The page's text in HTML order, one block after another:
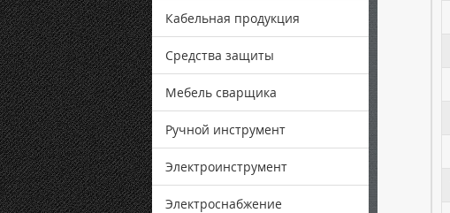
Кабельная продукция
Средства защиты
Мебель сварщика
Ручной инструмент
Электроинструмент
Электроснабжение